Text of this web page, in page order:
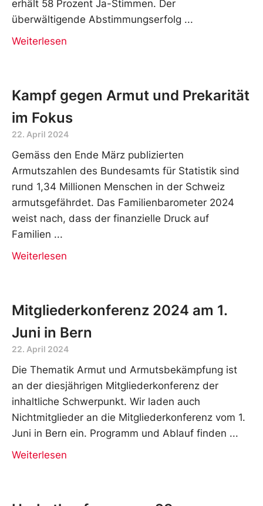
erhält 58 Prozent Ja-Stimmen. Der
überwältigende Abstimmungserfolg
Weiterlesen
Kampf gegen Armut und Prekarität
im Fokus
22. April 2024
Gemäss den Ende März publizierten
Armutszahlen des Bundesamts für Statistik sind
rund 1,34 Millionen Menschen in der Schweiz
armutsgefährdet. Das Familienbarometer 2024
weist nach, dass der finanzielle Druck auf
Familien
Weiterlesen
Mitgliederkonferenz 2024 am 1.
Juni in Bern
22. April 2024
Die Thematik Armut und Armutsbekämpfung ist
an der diesjährigen Mitgliederkonferenz der
inhaltliche Schwerpunkt. Wir laden auch
Nichtmitglieder an die Mitgliederkonferenz vom 1.
Juni in Bern ein. Programm und Ablauf finden
Weiterlesen